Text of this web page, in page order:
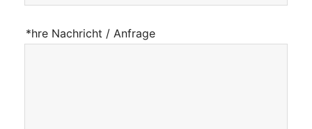
*hre Nachricht / Anfrage